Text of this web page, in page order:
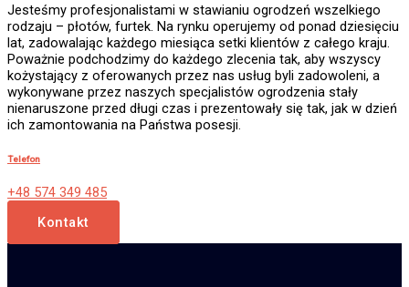
Jesteśmy profesjonalistami w stawianiu ogrodzeń wszelkiego
rodzaju – płotów, furtek. Na rynku operujemy od ponad dziesięciu
lat, zadowalając każdego miesiąca setki klientów z całego kraju.
Poważnie podchodzimy do każdego zlecenia tak, aby wszyscy
kożystający z oferowanych przez nas usług byli zadowoleni, a
wykonywane przez naszych specjalistów ogrodzenia stały
nienaruszone przed długi czas i prezentowały się tak, jak w dzień
ich zamontowania na Państwa posesji.
Telefon
+48 574 349 485
Kontakt